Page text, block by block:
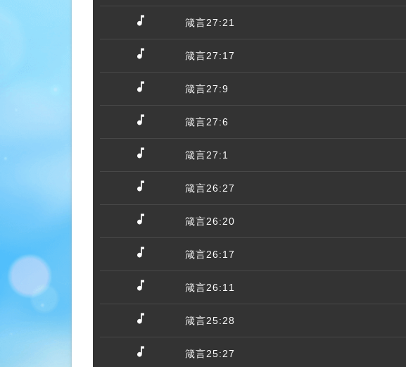
箴言27:21
箴言27:17
箴言27:9
箴言27:6
箴言27:1
箴言26:27
箴言26:20
箴言26:17
箴言26:11
箴言25:28
箴言25:27